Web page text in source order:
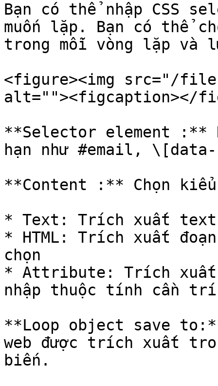
Bạn có thể nhập CSS
muốn lặp. Bạn có thể
trong mỗi vòng lặp và
<figure><img src="/files/
alt=""><figcaption></
**Selector element :**
hạn như #email,
**Content :** Chọn
* Text: Trích xuất text
* HTML: Trích xuất đoạn
chọn
* Attribute: Trích
nhập thuộc tính cần
**Loop object save
web được trích xuất
biến.